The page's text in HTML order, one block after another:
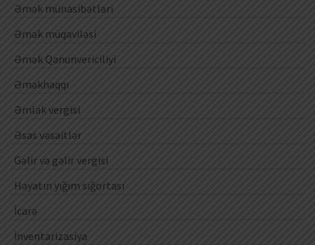
Əmək münasibətləri
Əmək müqaviləsi
Əmək Qanunvericiliyi
Əməkhaqqı
Əmlak vergisi
Əsas vəsaitlər
Gəlir və gəlir vergisi
Həyatın yığım sığortası
İcarə
İnventarizasiya